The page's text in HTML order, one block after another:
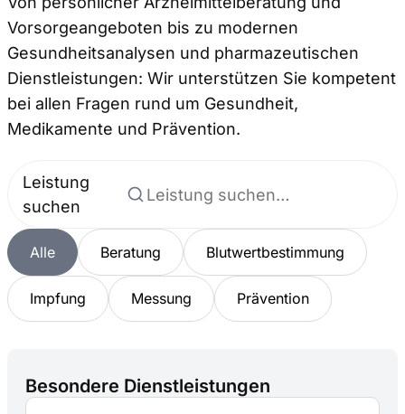
Vorsorgeangeboten bis zu modernen
Gesundheitsanalysen und pharmazeutischen
Dienstleistungen: Wir unterstützen Sie kompetent
bei allen Fragen rund um Gesundheit,
Medikamente und Prävention.
Leistung
suchen
Alle Beratung Blutwertbestimmung
Impfung Messung Prävention
Besondere Dienstleistungen